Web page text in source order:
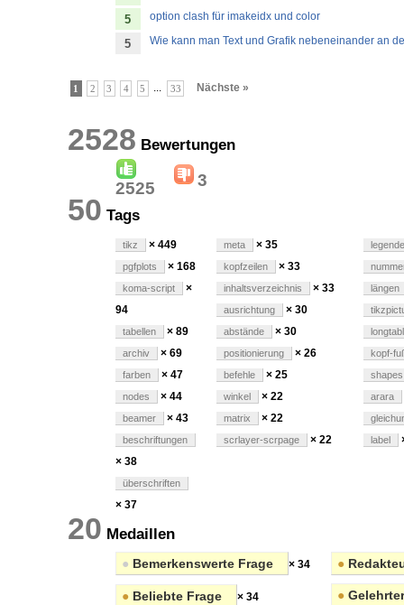
5
option clash für imakeidx und color
5 Wie kann man Text und Grafik nebeneinander an
1 2 3 4 5 ... 33 Nächste »
2528 Bewertungen
2525 3
50 Tags
tikz × 449
pgfplots × 168
koma-script
×
94
tabellen × 89
archiv × 69
farben × 47
nodes × 44
beamer × 43
beschriftungen
× 38
überschriften
× 37
meta × 35
kopfzeilen × 33
inhaltsverzeichnis × 33
ausrichtung × 30
abstände × 30
positionierung × 26
befehle × 25
winkel × 22
matrix × 22
scrlayer-scrpage × 22
längen
kopf-
shapes
arara
label
20 Medaillen
● Bemerkenswerte Frage × 34
● Beliebte Frage × 34
●
● Gelehrter